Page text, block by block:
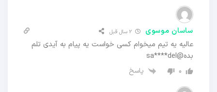
ساسان موسوی 2 سال قبل
عالیه یه تیم میخوام کسی خواست یه پیام به آیدی تلم
بده@sa****del
0 پاسخ